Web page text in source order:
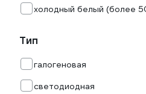
холодный белый (более
Тип
галогеновая
светодиодная